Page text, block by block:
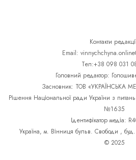
Контакти
Email:
Тел:+38 098 031
Головний редактор:
Засновник: ТОВ «УКРАЇНСЬКА
Рішення Національної ради України з
№1635
Ідентифікатор медіа:
Україна, м. Вінниця бульв. Свободи ,
© 2025